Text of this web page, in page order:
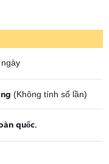
(Không tính số lần)
quốc.